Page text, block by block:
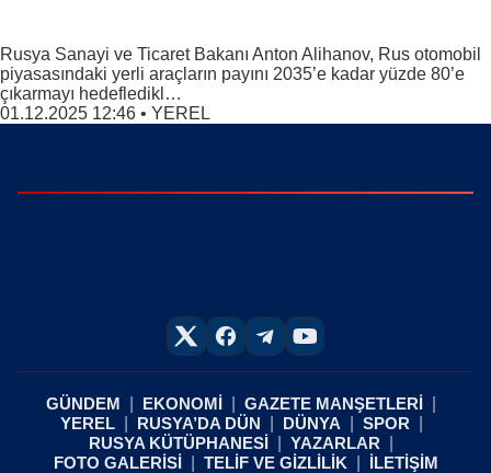
Rusya Sanayi ve Ticaret Bakanı Anton Alihanov, Rus otomobil
piyasasındaki yerli araçların payını 2035’e kadar yüzde 80’e
çıkarmayı hedefledikl…
01.12.2025 12:46 • YEREL
GÜNDEM EKONOMİ
GAZETE MANŞETLERİ
YEREL
RUSYA’DA DÜN DÜNYA
SPOR
RUSYA KÜTÜPHANESİ
YAZARLAR
FOTO GALERİSİ
TELİF VE GİZLİLİK İLETİŞİM